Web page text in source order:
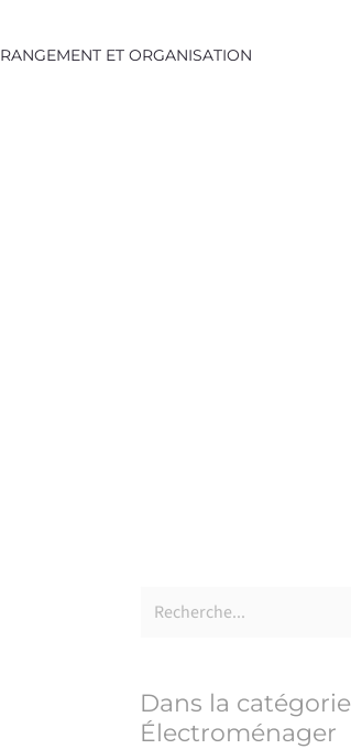
RANGEMENT ET ORGANISATION
Dans la catégorie
Électroménager